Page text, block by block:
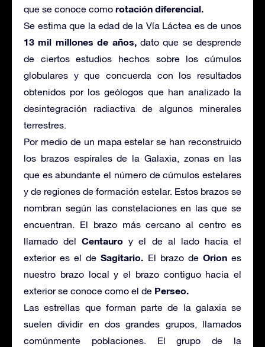
que se conoce como rotación diferencial.
Se estima que la edad de la Vía Láctea es de unos
13 mil millones de años,dato que se desprende
de ciertos estudios hechos sobre los cúmulos
globulares y que concuerda con los resultados
obtenidos por los geólogos que han analizado la
desintegración radiactiva de algunos minerales
terrestres.
Por medio de un mapa estelar se han reconstruido
los brazos espirales de la Galaxia, zonas en las
que es abundante el número de cúmulos estelares
y de regiones de formación estelar. Estos brazos se
nombran según las constelaciones en las que se
encuentran. El brazo más cercano al centro es
llamado delCentauro y el de al lado hacia el
exterior es el deSagitario. El brazo de Oriones
nuestro brazo local y el brazo contiguo hacia el
exterior se conoce como el de Perseo.
Las estrellas que forman parte de la galaxia se
suelen dividir en dos grandes grupos, llamados
comúnmente poblaciones. El grupo de la